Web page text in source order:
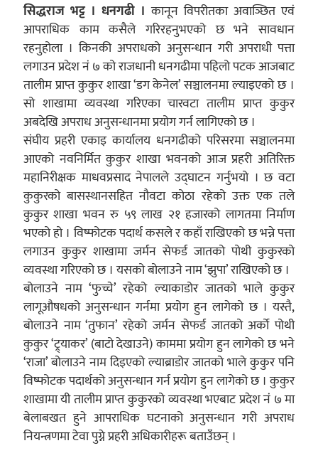
सिद्धराज भट्ट । धनगढी । कानून विपरीतका अवाञ्छित एवं
आपराधिक काम कसैले गरिरहनुभएको छ भने सावधान
रहनुहोला । किनकी अपराधको अनुसन्धान गरी अपराधी पत्ता
लगाउन प्रदेश नं ७ को राजधानी धनगढीमा पहिलो पटक आजबाट
तालीम प्राप्त कुकुर शाखा ‘डग केनेल’ सञ्चालनमा ल्याइएको छ ।
सो शाखामा व्यवस्था गरिएका चारवटा तालीम प्राप्त कुकुर
अबदेखि अपराध अनुसन्धानमा प्रयोग गर्न लागिएको छ ।
संघीय प्रहरी एकाइ कार्यालय धनगढीको परिसरमा सञ्चालनमा
आएको नवनिर्मित कुकुर शाखा भवनको आज प्रहरी अतिरिक्त
महानिरीक्षक माधवप्रसाद नेपालले उद्घाटन गर्नुभयो । छ वटा
कुकुरको बासस्थानसहित नौवटा कोठा रहेको उक्त एक तले
कुकुर शाखा भवन रु ५९ लाख २१ हजारको लागतमा निर्माण
भएको हो । विष्फोटक पदार्थ कसले र कहाँ राखिएको छ भन्ने पत्ता
लगाउन कुकुर शाखामा जर्मन सेफर्ड जातको पोथी कुकुरको
व्यवस्था गरिएको छ । यसको बोलाउने नाम ‘झुपा’ राखिएको छ ।
बोलाउने नाम ‘फुच्चे’ रहेको ल्याकाडोर जातको भाले कुकुर
लागूऔषधको अनुसन्धान गर्नमा प्रयोग हुन लागेको छ । यस्तै,
बोलाउने नाम ‘तुफान’ रहेको जर्मन सेफर्ड जातको अर्को पोथी
कुकुर ‘ट्र्याकर’ (बाटो देखाउने) काममा प्रयोग हुन लागेको छ भने
‘राजा’ बोलाउने नाम दिइएको ल्याब्राडोर जातको भाले कुकुर पनि
विष्फोटक पदार्थको अनुसन्धान गर्न प्रयोग हुन लागेको छ । कुकुर
शाखामा यी तालीम प्राप्त कुकुरको व्यवस्था भएबाट प्रदेश नं ७ मा
बेलाबखत हुने आपराधिक घटनाको अनुसन्धान गरी अपराध
नियन्त्रणमा टेवा पुग्ने प्रहरी अधिकारीहरू बताउँछन् ।